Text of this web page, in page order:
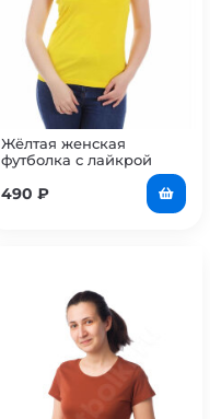
Жёлтая женская
футболка с лайкрой
490 ₽